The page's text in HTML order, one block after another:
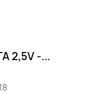
2,5V -...